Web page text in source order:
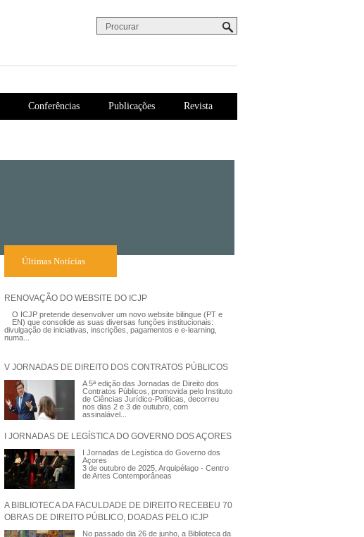
Formulário de procura
Revista
Publicações
Conferências
Últimas Notícias
RENOVAÇÃO DO WEBSITE DO ICJP
O ICJP pretende desenvolver um novo website bilingue (PT e
EN) que consolide as suas diversas funções institucionais:
divulgação de iniciativas, inscrições, pagamentos e e-learning,
numa...
V JORNADAS DE DIREITO DOS CONTRATOS PÚBLICOS
A 5ª edição das Jornadas de Direito dos
Contratos Públicos, promovida pelo Instituto
de Ciências Jurídico-Políticas, decorreu
nos dias 2 e 3 de outubro, com
assinalável...
I JORNADAS DE LEGÍSTICA DO GOVERNO DOS AÇORES
I Jornadas de Legística do Governo dos
Açores
3 de outubro de 2025, Arquipélago - Centro
de Artes Contemporâneas
A BIBLIOTECA DA FACULDADE DE DIREITO RECEBEU 70
OBRAS DE DIREITO PÚBLICO, DOADAS PELO ICJP
No passado dia 26 de junho, a Biblioteca da